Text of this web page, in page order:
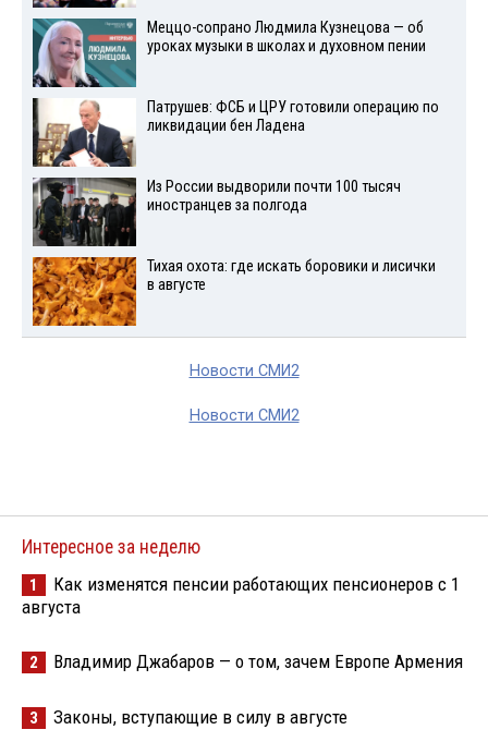
Меццо-сопрано Людмила Кузнецова — об
уроках музыки в школах и духовном пении
Патрушев: ФСБ и ЦРУ готовили операцию по
ликвидации бен Ладена
Из России выдворили почти 100 тысяч
иностранцев за полгода
Тихая охота: где искать боровики и лисички
в августе
Новости СМИ2
Новости СМИ2
Интересное за неделю
1
Как изменятся пенсии работающих пенсионеров с 1
августа
2 Владимир Джабаров — о том, зачем Европе Армения
3 Законы, вступающие в силу в августе